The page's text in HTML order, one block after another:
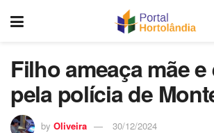
Filho ameaça mãe
pela polícia de
by Oliveira 30/12/2024